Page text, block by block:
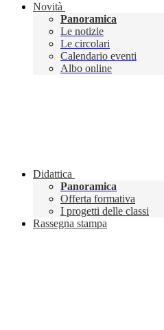
Novità
Panoramica
Le notizie
Le circolari
Calendario eventi
Albo online
Didattica
Panoramica
Offerta formativa
I progetti delle classi
Rassegna stampa